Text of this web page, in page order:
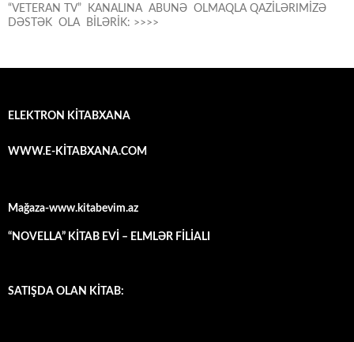
“VETERAN TV” KANALINA ABUNƏ OLMAQLA QAZİLƏRIMİZƏ
DƏSTƏK OLA BİLƏRİK: >>>>
ELEKTRON KİTABXANA
WWW.E-KİTABXANA.COM
Mağaza-www.kitabevim.az
“NOVELLA” KİTAB EVİ – ELMLƏR FİLİALI
SATIŞDA OLAN KİTAB: